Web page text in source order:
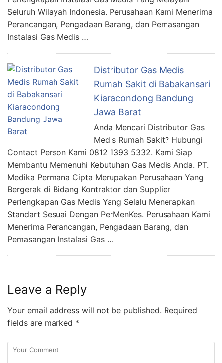
Seluruh Wilayah Indonesia. Perusahaan Kami Menerima
Perancangan, Pengadaan Barang, dan Pemasangan
Instalasi Gas Medis …
Distributor Gas Medis
Rumah Sakit di Babakansari
Kiaracondong Bandung
Jawa Barat
Anda Mencari Distributor Gas
Medis Rumah Sakit? Hubungi
Contact Person Kami 0812 1393 5332. Kami Siap
Membantu Memenuhi Kebutuhan Gas Medis Anda. PT.
Medika Permana Cipta Merupakan Perusahaan Yang
Bergerak di Bidang Kontraktor dan Supplier
Perlengkapan Gas Medis Yang Selalu Menerapkan
Standart Sesuai Dengan PerMenKes. Perusahaan Kami
Menerima Perancangan, Pengadaan Barang, dan
Pemasangan Instalasi Gas …
Leave a Reply
Your email address will not be published. Required
fields are marked *